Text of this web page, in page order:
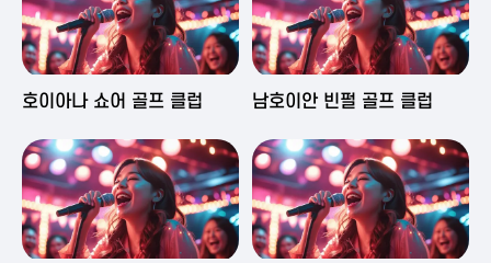
2025-06-03 16:43
호이아나 쇼어 골프 클럽 2025-06-03 15:09
남호이안 빈펄 골프 클럽